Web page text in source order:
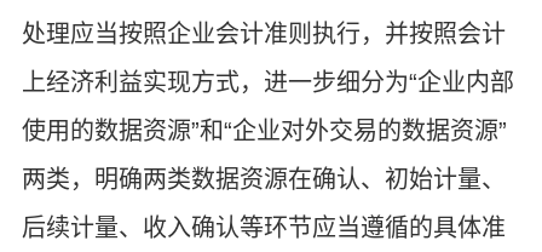
处理应当按照企业会计准则执行，并按照会计
上经济利益实现方式，进一步细分为“企业内部
使用的数据资源”和“企业对外交易的数据资源”
两类，明确两类数据资源在确认、初始计量、
后续计量、收入确认等环节应当遵循的具体准